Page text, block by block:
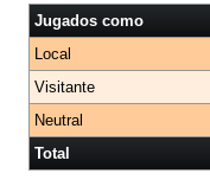
Jugados como
Local
Visitante
Neutral
Total